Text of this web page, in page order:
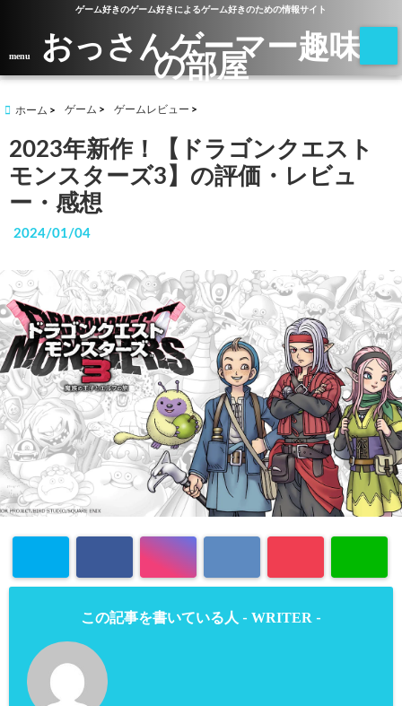
ゲーム好きのゲーム好きによるゲーム好きのための情報サイト
menu おっさんゲーマー趣味
の部屋
ホーム ゲーム ゲームレビュー
2023年新作！【ドラゴンクエスト
モンスターズ3】の評価・レビュ
ー・感想
2024/01/04
この記事を書いている人 - WRITER -